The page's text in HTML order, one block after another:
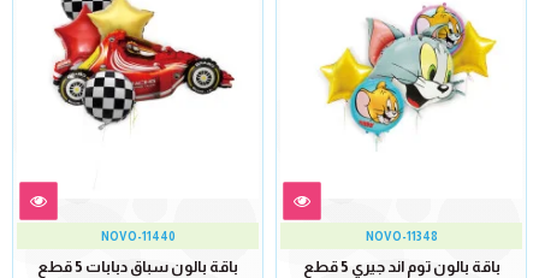
NOVO-11348
باقة بالون توم اند جيري 5 قطع
NOVO-11440
باقة بالون سباق دبابات 5 قطع